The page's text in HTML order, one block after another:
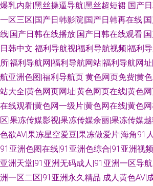
爆乳内射|黑丝操逼导航|黑丝超短裙 国产
一区三区|国产日韩影院|国产日韩再在线|
线|国产日韩在线播放|国产日韩在线观看|
日韩中文 福利导航视|福利导航视频|福利
所|福利导航网|福利导航网站|福利导航网
航亚洲色图|福利导航页 黄色网页免费|黄
站大全|黄色网页网址|黄色网页在线|黄色
在线观看|黄色网一级片|黄色网在线|黄色
区|果冻传媒影视|果冻传媒余丽|果冻传媒
色欲AV|果冻星空爱豆|果冻做爱片|海角91
91亚洲色图在线|91亚洲色综合|91亚洲视
亚洲天堂|91亚洲无码成人|91亚洲一区导
洲一区二区|91亚洲永久精品 成人黄色AV|